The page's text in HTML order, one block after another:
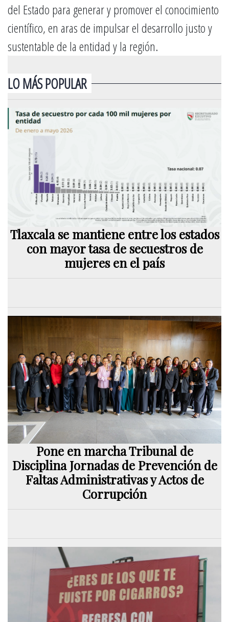
del Estado para generar y promover el conocimiento
científico, en aras de impulsar el desarrollo justo y
sustentable de la entidad y la región.
LO MÁS POPULAR
Tlaxcala se mantiene entre los estados
con mayor tasa de secuestros de
mujeres en el país
Pone en marcha Tribunal de
Disciplina Jornadas de Prevención de
Faltas Administrativas y Actos de
Corrupción